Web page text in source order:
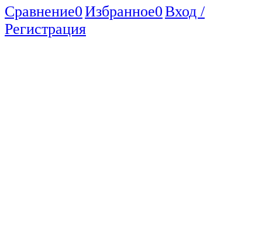
Сравнение0Избранное0Вход /
Регистрация